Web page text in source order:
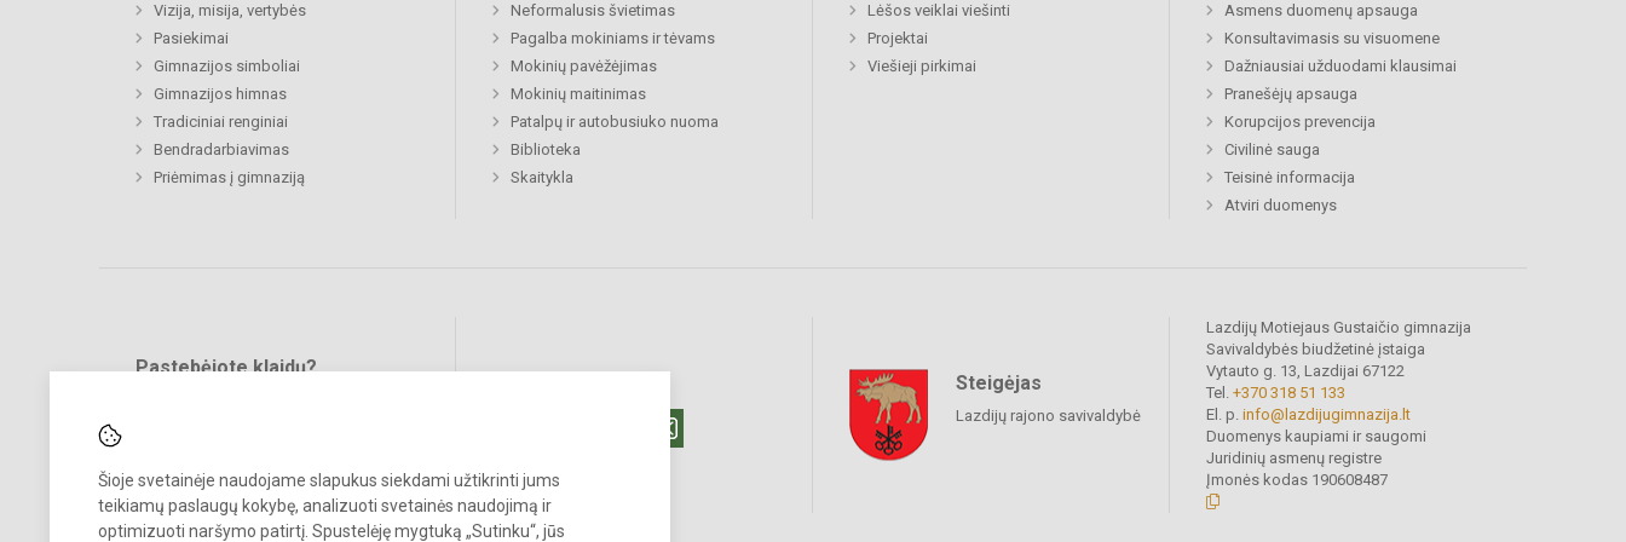
Šioje svetainėje naudojame slapukus siekdami užtikrinti jums
teikiamų paslaugų kokybę, analizuoti svetainės naudojimą ir
optimizuoti naršymo patirtį. Spustelėję mygtuką „Sutinku“, jūs
Vizija, misija, vertybės
Pasiekimai
Gimnazijos simboliai
Gimnazijos himnas
Tradiciniai renginiai
Bendradarbiavimas
Priėmimas į gimnaziją
Neformalusis švietimas
Pagalba mokiniams ir tėvams
Mokinių pavėžėjimas
Mokinių maitinimas
Patalpų ir autobusiuko nuoma
Biblioteka
Skaitykla
Lėšos veiklai viešinti
Projektai
Viešieji pirkimai
Asmens duomenų apsauga
Konsultavimasis su visuomene
Dažniausiai užduodami klausimai
Pranešėjų apsauga
Korupcijos prevencija
Civilinė sauga
Teisinė informacija
Atviri duomenys
Pastebėjote klaidų?
Steigėjas
Lazdijų rajono savivaldybė
Lazdijų Motiejaus Gustaičio gimnazija
Savivaldybės biudžetinė įstaiga
Vytauto g. 13, Lazdijai 67122
Tel. +370 318 51 133
El. p. info@lazdijugimnazija.lt
Duomenys kaupiami ir saugomi
Juridinių asmenų registre
Įmonės kodas 190608487